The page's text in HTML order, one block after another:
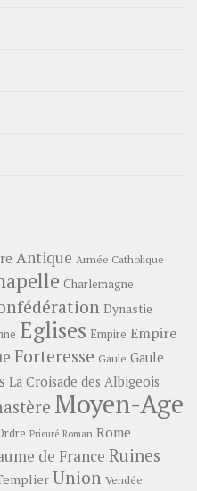
Antique Armée Catholique
Charlemagne
Dynastie
Eglises Empire Empire
Forteresse Gaule Gaule
La Croisade des Albigeois
Moyen-Age
Prieuré Roman Rome
de France Ruines
Union Vendée